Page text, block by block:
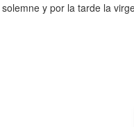
y por la tarde la